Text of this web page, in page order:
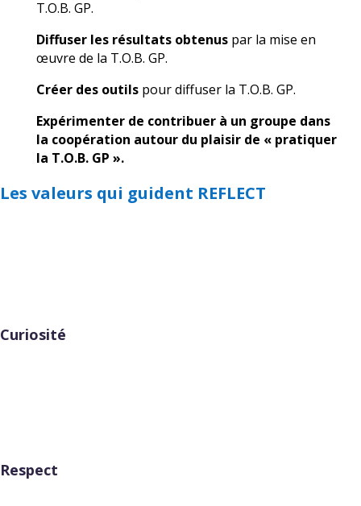
T.O.B. GP.
Diffuser les résultats obtenuspar la mise en
œuvre de la T.O.B. GP.
Créer des outilspour diffuser la T.O.B. GP.
Expérimenter de contribuer à un groupe dans
la coopération autour du plaisir de « pratiquer
la T.O.B. GP ».
Les valeurs qui guident REFLECT
Curiosité
Respect